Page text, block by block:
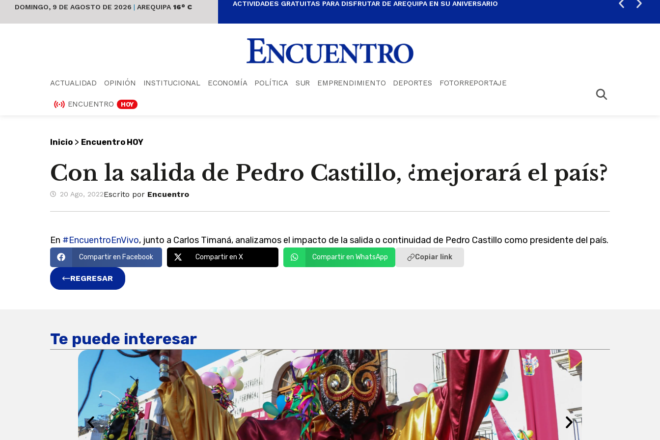
DOMINGO, 9 DE AGOSTO DE 2026 | AREQUIPA 16° C ACTIVIDADES GRATUITAS PARA DISFRUTAR DE AREQUIPA EN SU ANIVERSARIO
ACTUALIDAD OPINIÓN INSTITUCIONAL ECONOMÍA POLÍTICA SUR EMPRENDIMIENTO DEPORTES FOTORREPORTAJE
ENCUENTRO HOY
Inicio > Encuentro HOY
Con la salida de Pedro Castillo, ¿mejorará el país?
20 Ago, 2022Escrito por Encuentro
En #EncuentroEnVivo, junto a Carlos Timaná, analizamos el impacto de la salida o continuidad de Pedro Castillo como presidente del país.
Compartir en Facebook Compartir en X Compartir en WhatsApp Copiar link
REGRESAR
Te puede interesar